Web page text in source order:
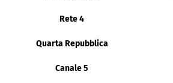
Rete 4
Quarta Repubblica
Canale 5